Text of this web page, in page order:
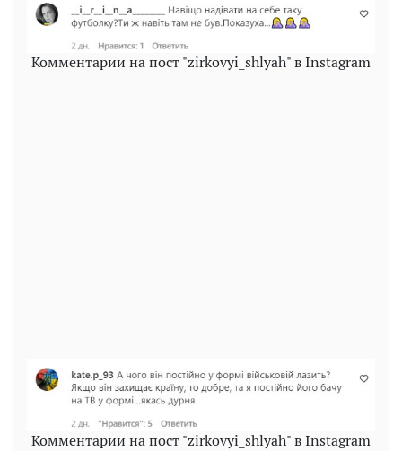
Комментарии на пост "zirkovyi_shlyah" в Instagram
Комментарии на пост "zirkovyi_shlyah" в Instagram